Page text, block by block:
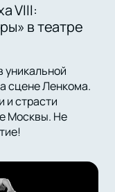
VIII:
в театре
уникальной
сцене Ленкома.
и страсти
Москвы. Не